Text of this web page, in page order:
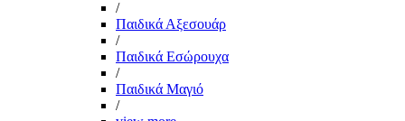
/
Παιδικά Αξεσουάρ
/
Παιδικά Εσώρουχα
/
Παιδικά Μαγιό
/